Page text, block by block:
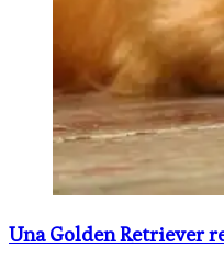
Una Golden Retriever